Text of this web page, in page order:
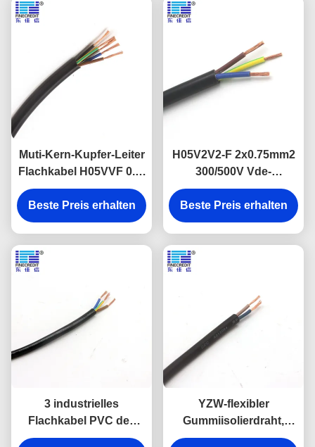
Muti-Kern-Kupfer-Leiter
Flachkabel H05VVF 0.5-
6mm2 industrieller
Beste Preis erhalten
H05V2V2-F 2x0.75mm2
300/500V Vde-
Zustimmung
Stromkabel PVCs
flexible
Beste Preis erhalten
3 industrielles
Flachkabel PVC des
Kern-2.5mm2 isoliert für
YZW-flexibler
Gummiisolierdraht,
1.5mm - 400mm bloßer